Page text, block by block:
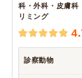
科・外科・皮膚科
リミング
診察動物